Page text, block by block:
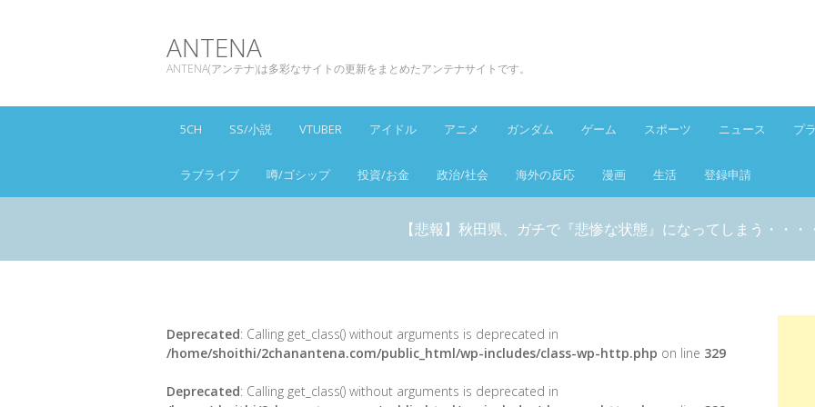
ANTENA
ANTENA(アンテナ)は多彩なサイトの更新をまとめたアンテナサイトです。
5CH SS/小説 VTUBER アイドル アニメ ガンダム ゲーム スポーツ ニュース プ
ラブライブ 噂/ゴシップ 投資/お金 政治/社会 海外の反応 漫画 生活 登録申請
【悲報】秋田県、ガチで『悲惨な状態』になってしまう・・・
Deprecated: Calling get_class() without arguments is deprecated in
/home/shoithi/2chanantena.com/public_html/wp-includes/class-wp-http.php on line 329
Deprecated: Calling get_class() without arguments is deprecated in